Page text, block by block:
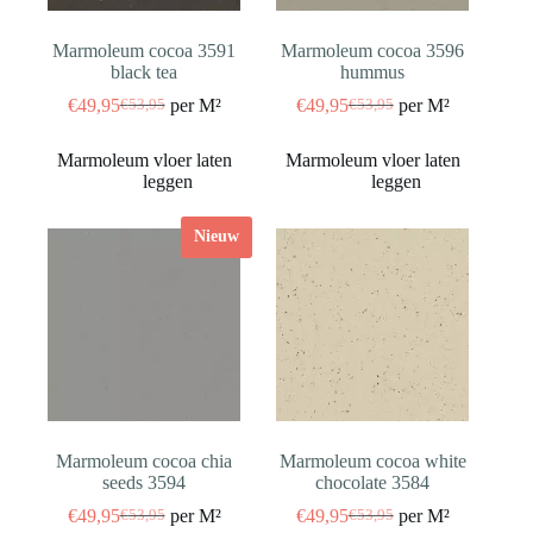
Marmoleum cocoa 3591
black tea
€53,95
Oorspronkelijke
was:
€53,95.
€49,95Huidige
is:
€49,95.
per M²
Marmoleum cocoa 3596
hummus
€53,95
Oorspronkelijke
was:
€53,95.
€49,95Huidige
is:
€49,95.
per M²
Nieuw
Marmoleum cocoa chia
seeds 3594
€53,95
Oorspronkelijke
€49,95Huidigeper M²
Marmoleum cocoa white
chocolate 3584
€53,95
Oorspronkelijke
€49,95Huidigeper M²